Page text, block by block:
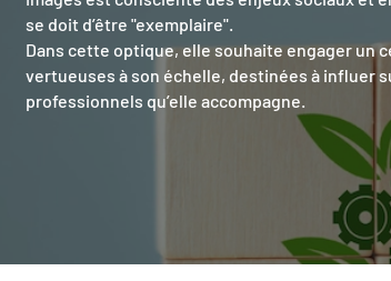
se doit d’être "exemplaire".
Dans cette optique, elle souhaite engager un
vertueuses à son échelle, destinées à influer
professionnels qu’elle accompagne.